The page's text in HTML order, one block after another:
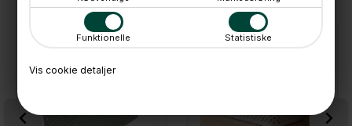
Funktionelle Statistiske
Vis cookie detaljer